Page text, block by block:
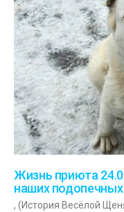
Жизнь приюта
наших подопечных
, (История Весёлой